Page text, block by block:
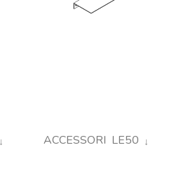
ACCESSORI LE50